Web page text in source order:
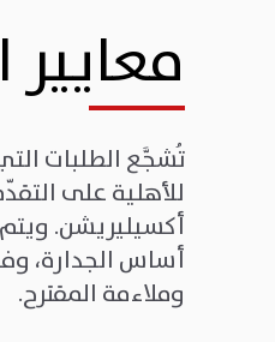
معايير
تُشجَّع الطلبات
للأهلية على
أكسيليريشن.
أساس الجدارة،
وملاءمة المقترح.